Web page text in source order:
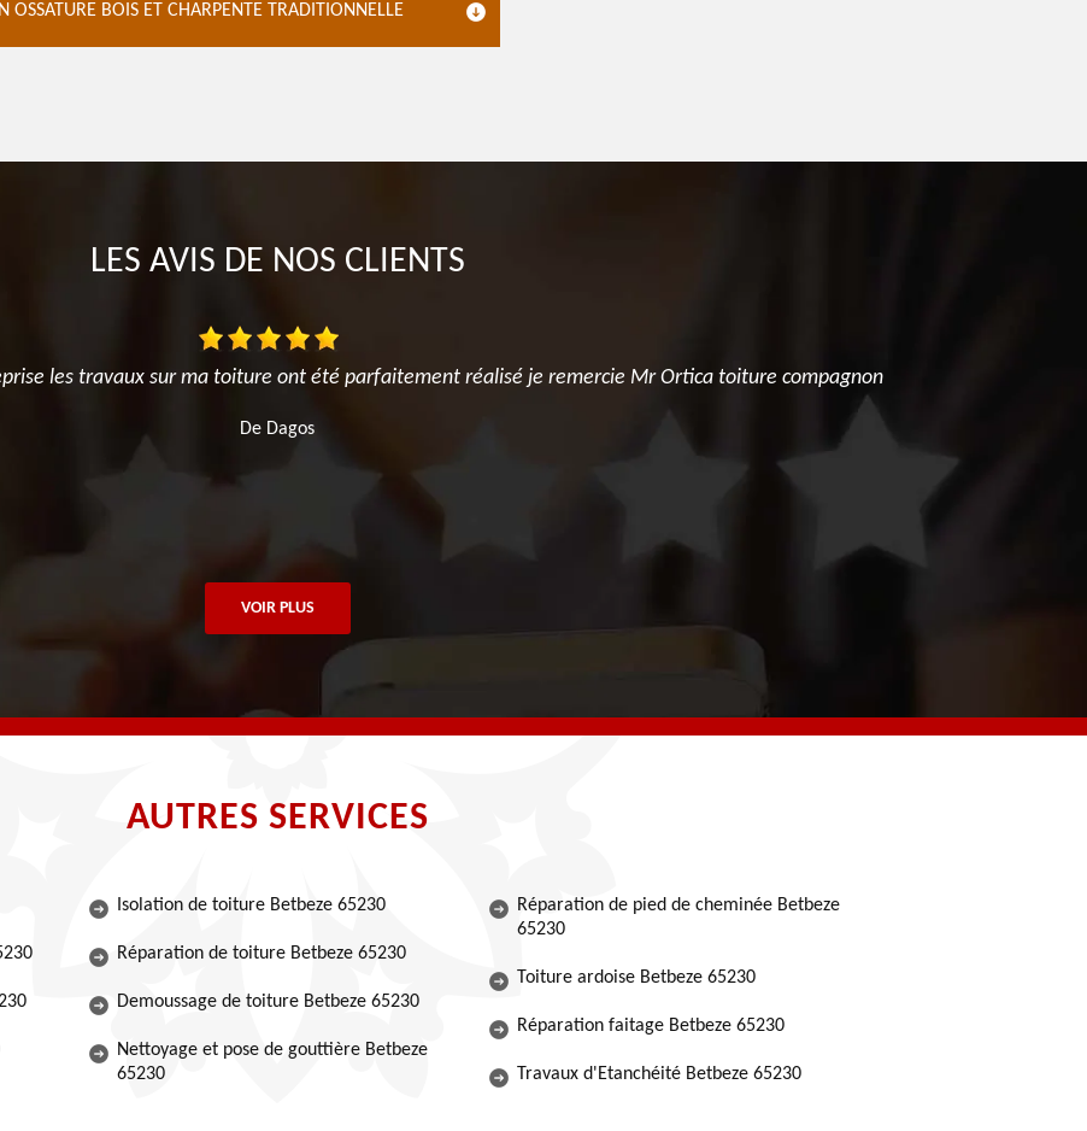
BOIS ET CHARPENTE TRADITIONNELLE
LES AVIS DE NOS CLIENTS
les travaux sur ma toiture ont été parfaitement réalisé je remercie Mr Ortica toiture compagnon
De Dagos
VOIR PLUS
AUTRES SERVICES
Isolation de toiture Betbeze 65230
Réparation de toiture Betbeze 65230
Demoussage de toiture Betbeze 65230
Nettoyage et pose de gouttière Betbeze
65230
Réparation de pied de cheminée Betbeze
65230
Toiture ardoise Betbeze 65230
Réparation faitage Betbeze 65230
Travaux d'Etanchéité Betbeze 65230